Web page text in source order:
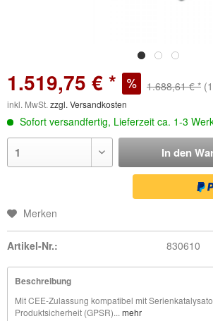
1.519,75 € * 1.688,61 € *
inkl. MwSt. zzgl. Versandkosten
Sofort versandfertig, Lieferzeit ca. 1-3
In den
Merken
Artikel-Nr.: 830610
Beschreibung
Mit CEE-Zulassung kompatibel mit
Produktsicherheit (GPSR)... mehr